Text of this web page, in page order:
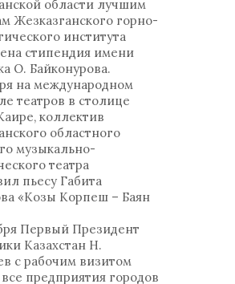
области лучшим
Жезказганского горно-
института
стипендия имени
О. Байконурова.
на международном
театров в столице
коллектив
областного
музыкально-
театра
пьесу Габита
«Козы Корпеш – Баян
Первый Президент
Казахстан Н.
с рабочим визитом
предприятия городов